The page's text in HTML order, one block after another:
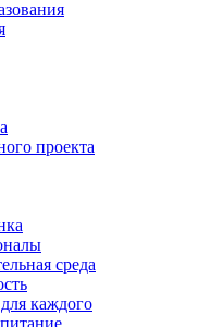
проекта
среда
каждого